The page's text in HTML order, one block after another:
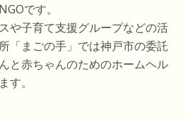
です。
や子育て支援グループなどの活
「まごの手」では神戸市の委託
と赤ちゃんのためのホームヘル
す。